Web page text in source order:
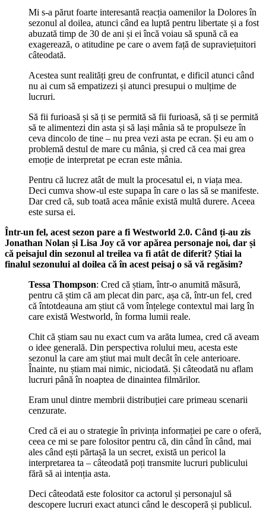
Mi s-a părut foarte interesantă reacția oamenilor la Dolores în
sezonul al doilea, atunci când ea luptă pentru libertate și a fost
abuzată timp de 30 de ani și ei încă voiau să spună că ea
exagerează, o atitudine pe care o avem față de supraviețuitori
câteodată.
Acestea sunt realități greu de confruntat, e dificil atunci când
nu ai cum să empatizezi și atunci presupui o mulțime de
lucruri.
Să fii furioasă și să ți se permită să fii furioasă, să ți se permită
să te alimentezi din asta și să lași mânia să te propulseze în
ceva dincolo de tine – nu prea vezi asta pe ecran. Și eu am o
problemă destul de mare cu mânia, și cred că cea mai grea
emoție de interpretat pe ecran este mânia.
Pentru că lucrez atât de mult la procesatul ei, n viața mea.
Deci cumva show-ul este supapa în care o las să se manifeste.
Dar cred că, sub toată acea mânie există multă durere. Aceea
este sursa ei.
Într-un fel, acest sezon pare a fi Westworld 2.0. Când ți-au zis
Jonathan Nolan și Lisa Joy că vor apărea personaje noi, dar și
că peisajul din sezonul al treilea va fi atât de diferit? Știai la
finalul sezonului al doilea că în acest peisaj o să vă regăsim?
Tessa Thompson: Cred că știam, într-o anumită măsură,
pentru că știm că am plecat din parc, așa că, într-un fel, cred
că întotdeauna am știut că vom înțelege contextul mai larg în
care există Westworld, în forma lumii reale.
Chit că știam sau nu exact cum va arăta lumea, cred că aveam
o idee generală. Din perspectiva rolului meu, acesta este
sezonul la care am știut mai mult decât în cele anterioare.
Înainte, nu știam mai nimic, niciodată. Și câteodată nu aflam
lucruri până în noaptea de dinaintea filmărilor.
Eram unul dintre membrii distribuției care primeau scenarii
cenzurate.
Cred că ei au o strategie în privința informației pe care o oferă,
ceea ce mi se pare folositor pentru că, din când în când, mai
ales când ești părtașă la un secret, există un pericol la
interpretarea ta – câteodată poți transmite lucruri publicului
fără să ai intenția asta.
Deci câteodată este folositor ca actorul și personajul să
descopere lucruri exact atunci când le descoperă și publicul.